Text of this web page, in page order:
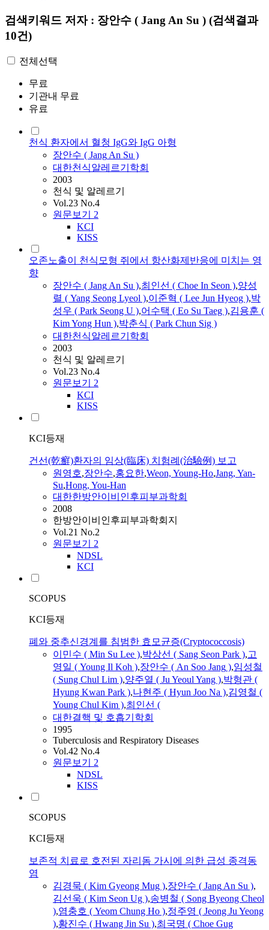
검색키워드 저자 : 장안수 ( Jang An Su ) (검색결과
10건)
전체선택
무료
기관내 무료
유료
천식 환자에서 혈청 IgG와 IgG 아형
장안수 ( JangAn Su )
대한천식알레르기학회
2003
천식 및 알레르기
Vol.23 No.4
원문보기 2
KCI
KISS
오존노출이 천식모형 쥐에서 항산화제반응에 미치는 영
향
장안수 ( JangAn Su ),최인선 ( Choe In Seon ),양성
렬 ( Yang Seong Lyeol ),이준혁 ( Lee Jun Hyeog ),박
성우 ( Park Seong U ),어수택 ( Eo Su Taeg ),김용훈 (
Kim Yong Hun ),박춘식 ( Park Chun Sig )
대한천식알레르기학회
2003
천식 및 알레르기
Vol.23 No.4
원문보기 2
KCI
KISS
KCI등재
건선(乾癬)환자의 임상(臨床) 치험례(治驗例) 보고
원영호,장안수,홍요한,Weon, Young-Ho,Jang, Yan-
Su,Hong, You-Han
대한한방안이비인후피부과학회
2008
한방안이비인후피부과학회지
Vol.21 No.2
원문보기 2
NDSL
KCI
SCOPUS
KCI등재
폐와 중추신경계를 침범한 효모균증(Cryptococcosis)
이민수 ( Min Su Lee ),박상선 ( Sang Seon Park ),고
영일 ( Young Il Koh ),장안수 ( An Soo Jang ),임성철
( Sung Chul Lim ),양주열 ( Ju Yeoul Yang ),박형관 (
Hyung Kwan Park ),나현주 ( Hyun Joo Na ),김영철 (
Young Chul Kim ),최인선 (
대한결핵 및 호흡기학회
1995
Tuberculosis and Respiratory Diseases
Vol.42 No.4
원문보기 2
NDSL
KISS
SCOPUS
KCI등재
보존적 치료로 호전된 자리돔 가시에 의한 급성 종격동
염
김경묵 ( Kim Gyeong Mug ),장안수 ( JangAn Su ),
김선욱 ( Kim Seon Ug ),송병철 ( Song Byeong Cheol
),염충호 ( Yeom Chung Ho ),정주영 ( Jeong Ju Yeong
),황진수 ( Hwang Jin Su ),최국명 ( Choe Gug